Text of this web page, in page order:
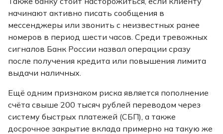
начинают активно писать сообщения в
мессенджеры или звонить с неизвестных ранее
номеров в период шести часов. Среди тревожных
сигналов Банк России назвал операции сразу
после получения кредита или повышения лимита
выдачи наличных.
Ещё одним признаком риска является пополнение
счёта свыше 200 тысяч рублей переводом через
систему быстрых платежей (СБП), а также
досрочное закрытие вклада примерно на такую же